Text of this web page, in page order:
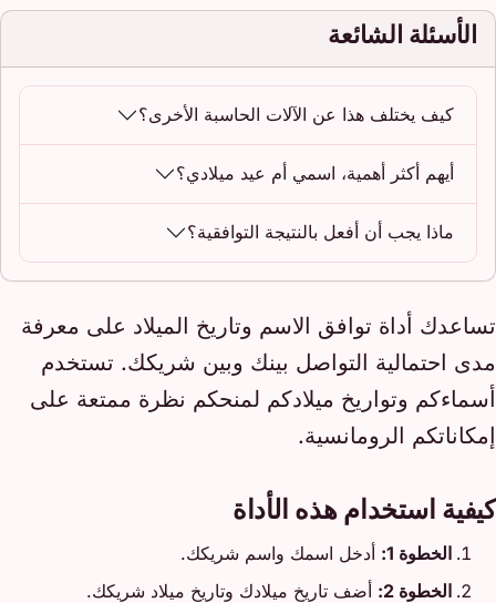
الأسئلة الشائعة
كيف يختلف هذا عن الآلات الحاسبة الأخرى؟
أيهم أكثر أهمية، اسمي أم عيد ميلادي؟
ماذا يجب أن أفعل بالنتيجة التوافقية؟
تساعدك أداة توافق الاسم وتاريخ الميلاد على معرفة
مدى احتمالية التواصل بينك وبين شريكك. تستخدم
أسماءكم وتواريخ ميلادكم لمنحكم نظرة ممتعة على
إمكاناتكم الرومانسية.
كيفية استخدام هذه الأداة
الخطوة 1:
أدخل اسمك واسم شريكك.
الخطوة 2:
أضف تاريخ ميلادك وتاريخ ميلاد شريكك.